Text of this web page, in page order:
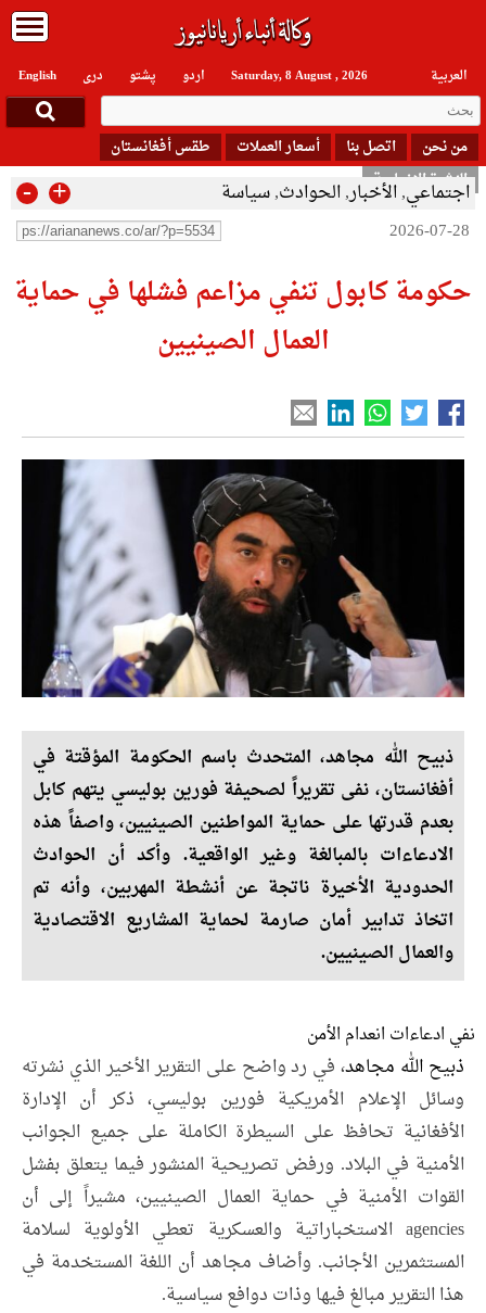
English دری پشتو العربیة اردو Saturday, 8 August , 2026
من نحن اتصل بنا أسعار العملات
طقس أفغانستان
النشرة الإخبارية
اجتماعي,الأخبار,الحوادث,سياسة - +
2026-07-28
حكومة كابول تنفي مزاعم فشلها في حماية
العمال الصينيين
ذبيح الله مجاهد، المتحدث باسم الحكومة المؤقتة في
أفغانستان، نفى تقريراً لصحيفة فورين بوليسي يتهم كابل
بعدم قدرتها على حماية المواطنين الصينيين، واصفاً هذه
الادعاءات بالمبالغة وغير الواقعية. وأكد أن الحوادث
الحدودية الأخيرة ناتجة عن أنشطة المهربين، وأنه تم
اتخاذ تدابير أمان صارمة لحماية المشاريع الاقتصادية
والعمال الصينيين.
نفي ادعاءات انعدام الأمن
ذبيح الله مجاهد، في رد واضح على التقرير الأخير الذي نشرته
وسائل الإعلام الأمريكية فورين بوليسي، ذكر أن الإدارة
الأفغانية تحافظ على السيطرة الكاملة على جميع الجوانب
الأمنية في البلاد. ورفض تصريحية المنشور فيما يتعلق بفشل
القوات الأمنية في حماية العمال الصينيين، مشيراً إلى أن
agencies الاستخباراتية والعسكرية تعطي الأولوية لسلامة
المستثمرين الأجانب. وأضاف مجاهد أن اللغة المستخدمة في
هذا التقرير مبالغ فيها وذات دوافع سياسية.